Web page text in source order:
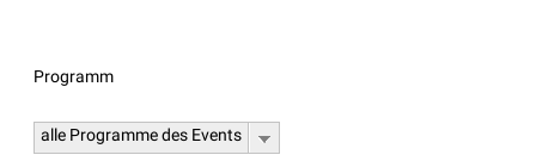
Programm
alle Programme des Events